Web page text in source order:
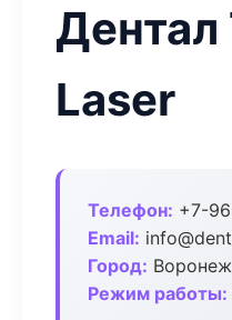
Дентал
Laser
Телефон: +7-
Email:
Город: Воронеж
Режим работы: